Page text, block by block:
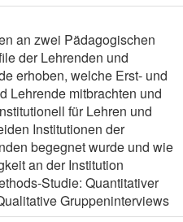
an zwei Pädagogischen
der Lehrenden und
erhoben, welche Erst- und
Lehrende mitbrachten und
für Lehren und
Institutionen der
begegnet wurde und wie
an der Institution
Studie: Quantitativer
Gruppeninterviews